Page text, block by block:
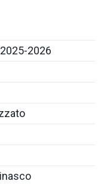
2026